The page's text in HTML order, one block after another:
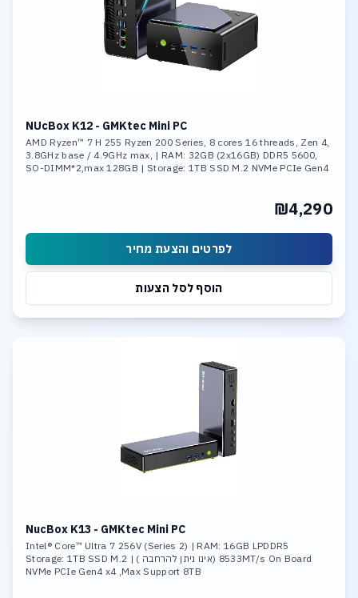
NUcBox K12 - GMKtec Mini PC
AMD Ryzen™ 7 H 255 Ryzen 200 Series, 8 cores 16 threads, Zen 4,
3.8GHz base / 4.9GHz max, | RAM: 32GB (2x16GB) DDR5 5600,
SO-DIMM*2,max 128GB | Storage: 1TB SSD M.2 NVMe PCIe Gen4
₪4,290
לפרטים והצעת מחיר
הוסף לסל הצעות
NucBox K13 - GMKtec Mini PC
Intel® Core™ Ultra 7 256V (Series 2) | RAM: 16GB LPDDR5
8533MT/s On Board (אינו ניתן להרחבה ) | Storage: 1TB SSD M.2
NVMe PCIe Gen4 x4 ,Max Support 8TB